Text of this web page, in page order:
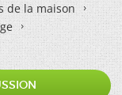
de la maison